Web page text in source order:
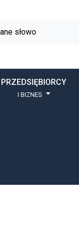
PRZEDSIĘBIORCY
I BIZNES